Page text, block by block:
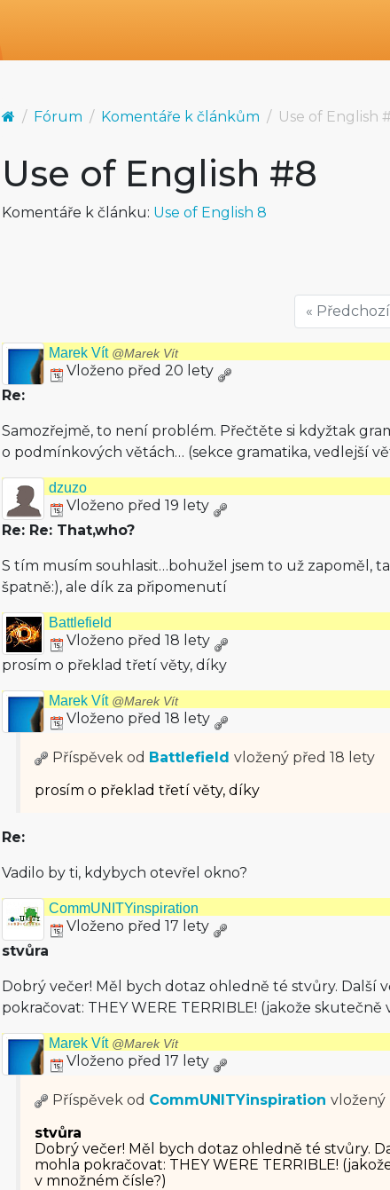
Fórum Komentáře k článkům Use of English
Use of English #8
Komentáře k článku: Use of English 8
« Předchozí
Marek Vít @Marek Vít
Vloženo před 20 lety
Re:
Samozřejmě, to není problém. Přečtěte si kdyžtak
o podmínkových větách… (sekce gramatika, vedlejší
dzuzo
Vloženo před 19 lety
Re: Re: That,who?
S tím musím souhlasit…bohužel jsem to už zapoměl,
špatně:), ale dík za připomenutí
Battlefield
Vloženo před 18 lety
prosím o překlad třetí věty, díky
Marek Vít @Marek Vít
Vloženo před 18 lety
Příspěvek od Battlefield vložený před 18 lety
prosím o překlad třetí věty, díky
Re:
Vadilo by ti, kdybych otevřel okno?
CommUNITYinspiration
Vloženo před 17 lety
stvůra
Dobrý večer! Měl bych dotaz ohledně té stvůry. Další
pokračovat: THEY WERE TERRIBLE! (jakože skutečně
Marek Vít @Marek Vít
Vloženo před 17 lety
Příspěvek od CommUNITYinspiration vložený
stvůra
Dobrý večer! Měl bych dotaz ohledně té stvůry.
mohla pokračovat: THEY WERE TERRIBLE!
v množném čísle?)